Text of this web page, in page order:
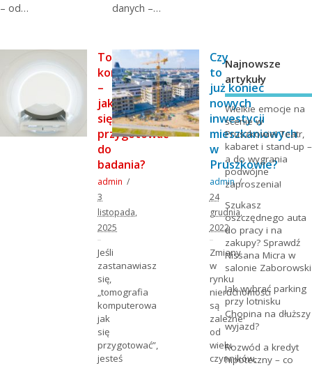
– od…
Tomografia
komputerowa
–
jak
się
przygotować
do
badania?
admin
3
listopada,
2025
Jeśli
zastanawiasz
się,
„tomografia
komputerowa
jak
się
przygotować”,
jesteś
danych –…
Czy
to
już koniec
nowych
inwestycji
mieszkaniowych
w
Pruszkowie?
admin
24
grudnia,
2022
Zmiany
w
rynku
nieruchomości
są
zależne
od
wielu
czynników,
Najnowsze
artykuły
Wielkie emocje na
scenie w
Pruszkowie! Teatr,
kabaret i stand-up –
a do wygrania
podwójne
zaproszenia!
Szukasz
oszczędnego auta
do pracy i na
zakupy? Sprawdź
Nissana Micra w
salonie Zaborowski
Jak wybrać parking
przy lotnisku
Chopina na dłuższy
wyjazd?
Rozwód a kredyt
hipoteczny – co